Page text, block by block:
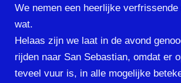
We nemen een heerlijke verfrissende
wat.
Helaas zijn we laat in de avond
rijden naar San Sebastian, omdat er
teveel vuur is, in alle mogelijke